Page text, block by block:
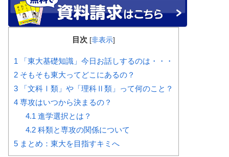
目次 [非表示]
1 「東大基礎知識」今日お話しするのは・・・
2 そもそも東大ってどこにあるの？
3 「文科Ⅰ類」や「理科Ⅱ類」って何のこと？
4 専攻はいつから決まるの？
4.1 進学選択とは？
4.2科類と専攻の関係について
5 まとめ：東大を目指すキミへ